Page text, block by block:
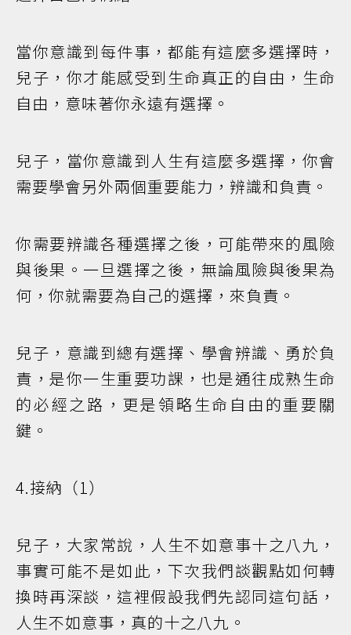
當你意識到每件事，都能有這麼多選擇時，
兒子，你才能感受到生命真正的自由，生命
自由，意味著你永遠有選擇。
兒子，當你意識到人生有這麼多選擇，你會
需要學會另外兩個重要能力，辨識和負責。
你需要辨識各種選擇之後，可能帶來的風險
與後果。一旦選擇之後，無論風險與後果為
何，你就需要為自己的選擇，來負責。
兒子，意識到總有選擇、學會辨識、勇於負
責，是你一生重要功課，也是通往成熟生命
的必經之路，更是領略生命自由的重要關
鍵。
4.接納（1）
兒子，大家常說，人生不如意事十之八九，
事實可能不是如此，下次我們談觀點如何轉
換時再深談，這裡假設我們先認同這句話，
人生不如意事，真的十之八九。